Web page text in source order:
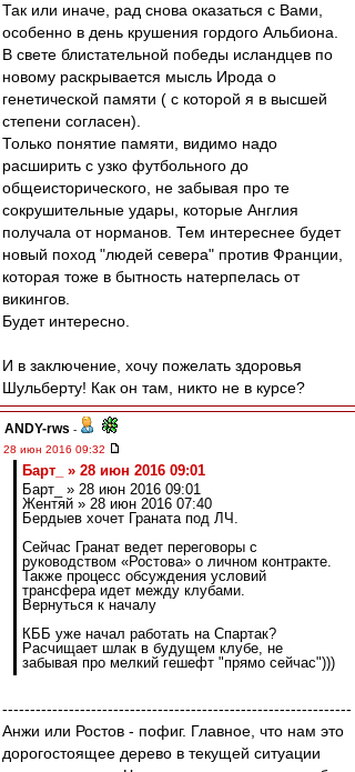
Так или иначе, рад снова оказаться с Вами,
особенно в день крушения гордого Альбиона.
В свете блистательной победы исландцев по
новому раскрывается мысль Ирода о
генетической памяти ( с которой я в высшей
степени согласен).
Только понятие памяти, видимо надо
расширить с узко футбольного до
общеисторического, не забывая про те
сокрушительные удары, которые Англия
получала от норманов. Тем интереснее будет
новый поход "людей севера" против Франции,
которая тоже в бытность натерпелась от
викингов.
Будет интересно.
И в заключение, хочу пожелать здоровья
Шульберту! Как он там, никто не в курсе?
ANDY-rws -
28 июн 2016 09:32
Барт_ » 28 июн 2016 09:01
Барт_ » 28 июн 2016 09:01
Жентяй » 28 июн 2016 07:40
Бердыев хочет Граната под ЛЧ.
Сейчас Гранат ведет переговоры с
руководством «Ростова» о личном контракте.
Также процесс обсуждения условий
трансфера идет между клубами.
Вернуться к началу
КББ уже начал работать на Спартак?
Расчищает шлак в будущем клубе, не
забывая про мелкий гешефт "прямо сейчас")))
---------------------------------------------------------------
Анжи или Ростов - пофиг. Главное, что нам это
дорогостоящее дерево в текущей ситуации